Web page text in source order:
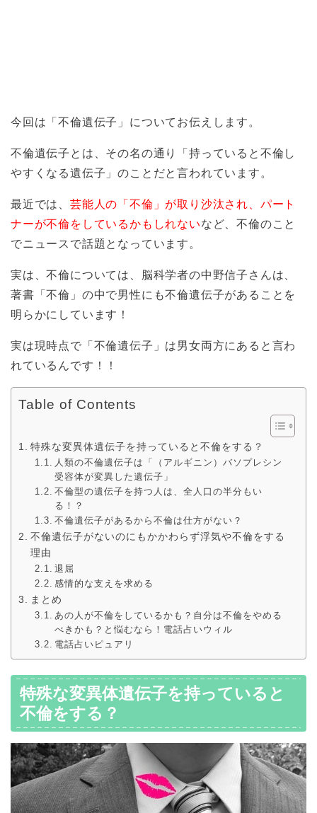
今回は「不倫遺伝子」についてお伝えします。
不倫遺伝子とは、その名の通り「持っていると不倫し
やすくなる遺伝子」のことだと言われています。
最近では、 芸能人の「不倫」が取り沙汰され、パート
ナーが不倫をしているかもしれないなど、不倫のこと
でニュースで話題となっています。
実は、不倫については、脳科学者の中野信子さんは、
著書「不倫」の中で男性にも不倫遺伝子があることを
明らかにしています！
実は現時点で「不倫遺伝子」は男女両方にあると言わ
れているんです！！
Table of Contents
特殊な変異体遺伝子を持っていると不倫をする？
人類の不倫遺伝子は「（アルギニン）バソプレシン
受容体が変異した遺伝子」
不倫型の遺伝子を持つ人は、全人口の半分もい
る！？
不倫遺伝子があるから不倫は仕方がない？
不倫遺伝子がないのにもかかわらず浮気や不倫をする
理由
退屈
感情的な支えを求める
まとめ
あの人が不倫をしているかも？自分は不倫をやめる
べきかも？と悩むなら！電話占いウィル
電話占いピュアリ
特殊な変異体遺伝子を持っていると
不倫をする？